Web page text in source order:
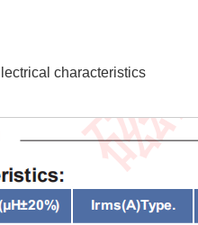
characteristics